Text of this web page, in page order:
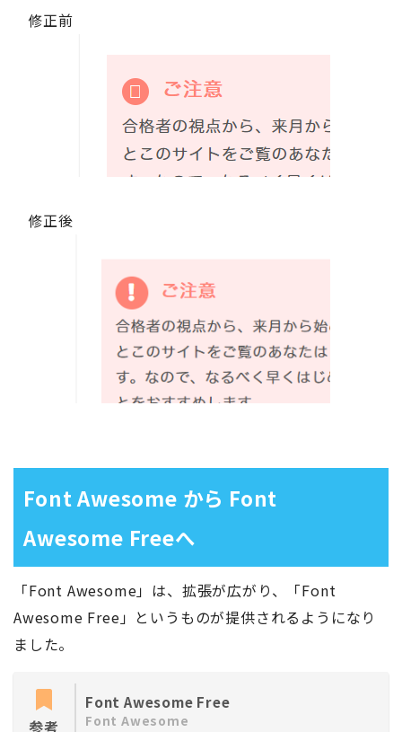
修正前
修正後
Font Awesome から Font
Awesome Freeへ
「Font Awesome」は、拡張が広がり、「Font
Awesome Free」というものが提供されるようになり
ました。
参考
Font Awesome Free
Font Awesome